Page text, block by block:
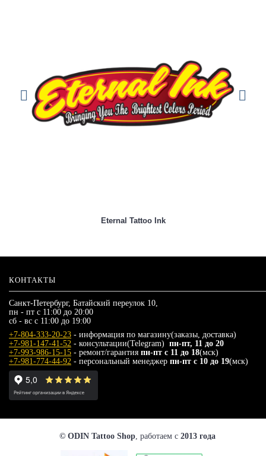
Eternal Tattoo Ink
КОНТАКТЫ
Санкт-Петербург, Батайский переулок 10,
пн - пт с 11:00 до 20:00
сб - вс с 11:00 до 19:00
+7-804-333-20-23 - информация по магазину(заказы, доставка)
+7-981-147-41-52 - консультации(Telegram) пн-пт, 11 до 20
+7-993-986-15-15 - ремонт/гарантия пн-пт с 11 до 18(мск)
+7-981-774-44-92 - персональный менеджер пн-пт с 10 до 19(мск)
© ODIN Tattoo Shop, работаем с 2013 года